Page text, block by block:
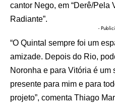
cantor Nego, em “Derê/Pela
Radiante”.
-
“O Quintal sempre foi um
amizade. Depois do Rio,
Noronha e para Vitória é um
presente para mim e para
projeto”, comenta Thiago